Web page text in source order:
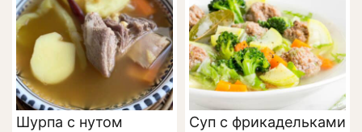
Шурпа с нутом
Суп с фрикадельками